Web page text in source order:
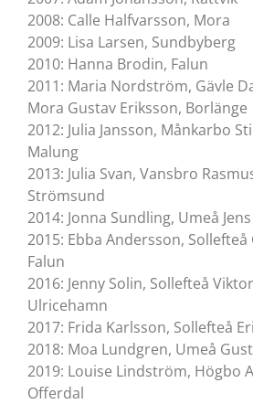
2008: Calle Halfvarsson, Mora
2009: Lisa Larsen, Sundbyberg
2010: Hanna Brodin, Falun
2011: Maria Nordström, Gävle
Mora Gustav Eriksson, Borlänge
2012: Julia Jansson, Månkarbo
Malung
2013: Julia Svan, Vansbro
Strömsund
2014: Jonna Sundling, Umeå
2015: Ebba Andersson, Sollefteå
Falun
2016: Jenny Solin, Sollefteå
Ulricehamn
2017: Frida Karlsson, Sollefteå
2018: Moa Lundgren, Umeå
2019: Louise Lindström, Högbo
Offerdal